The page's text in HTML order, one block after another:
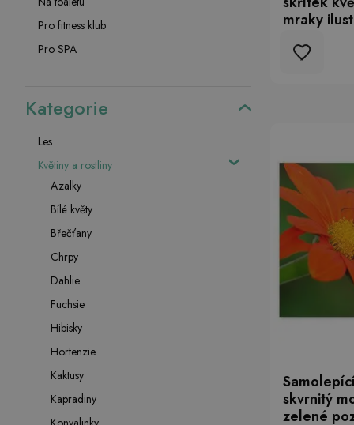
Pro fitness klub
Pro SPA
Kategorie
Les
Květiny a rostliny
Azalky
Bílé květy
Břečťany
Chrpy
Dahlie
Fuchsie
Hibisky
Hortenzie
Kaktusy
Kapradiny
mraky
skvrnitý
zelené